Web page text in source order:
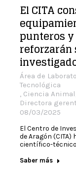
El CITA
punteros
reforzarán
Área de
Tecnológica
, Ciencia Animal
Directora
08/03/2025
El Centro de
de Aragón
científico-
Saber más